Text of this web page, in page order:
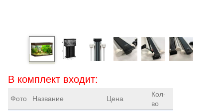
В комплект входит:
Фото Название Цена
Кол-
во